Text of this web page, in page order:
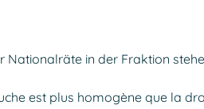
Nationalräte in der Fraktion
est plus homogène que la